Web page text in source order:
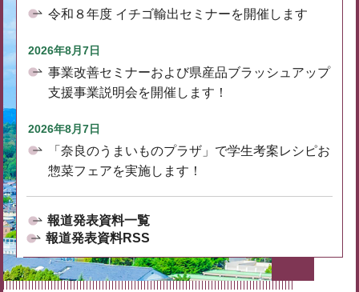
令和８年度 イチゴ輸出セミナーを開催します
2026年8月7日
事業改善セミナーおよび県産品ブラッシュアップ
支援事業説明会を開催します！
2026年8月7日
「奈良のうまいものプラザ」で学生考案レシピお
惣菜フェアを実施します！
報道発表資料一覧
報道発表資料RSS